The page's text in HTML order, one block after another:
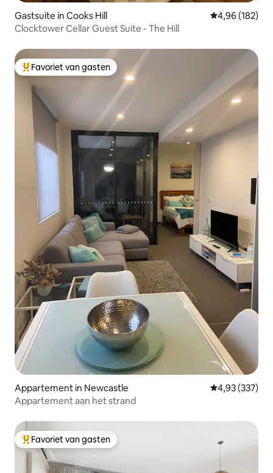
Gastsuite in Cooks Hill Gemiddelde
4,96 (182)
Clocktower Cellar Guest Suite - The Hill
Topfavoriet van gasten
Favoriet van gasten
Appartement in Newcastle Gemiddelde
4,93 (337)
Appartement aan het strand
Topfavoriet van gasten
Favoriet van gasten